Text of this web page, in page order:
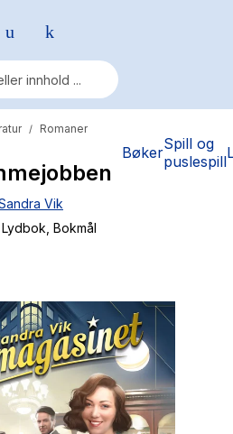
BøkerSpill og
puslespill
/ Romaner
Vik
, Lydbok , Bokmål